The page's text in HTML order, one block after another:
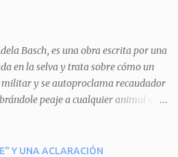
Basch, es una obra escrita por una
en la selva y trata sobre cómo un
militar y se autoproclama recaudador
peaje a cualquier animal que
pasa con Tatú, el armadillo.
Y UNA ACLARACIÓN